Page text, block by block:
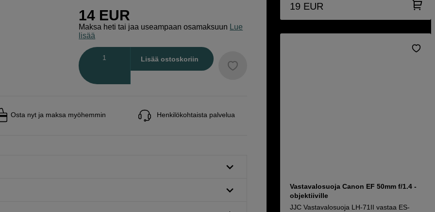
14 EUR
Maksa heti tai jaa useampaan osamaksuun
Lue
lisää
Lisää ostoskoriin
Osta nyt ja maksa myöhemmin Henkilökohtaista palvelua
19 EUR
Vastavalosuoja Canon EF 50mm f/1.4 -
objektiiville
JJC Vastavalosuoja LH-71II vastaa ES-